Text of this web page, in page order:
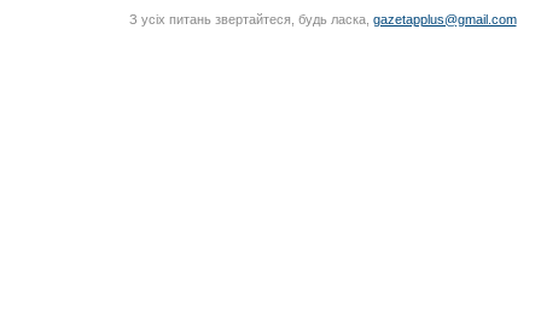
З усіх питань звертайтеся, будь ласка, gazetapplus@gmail.com